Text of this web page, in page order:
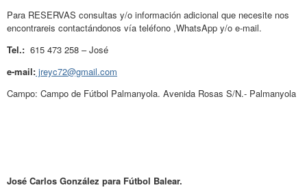
Para RESERVAS consultas y/o información adicional que necesite nos
encontrareis contactándonos vía teléfono ,WhatsApp y/o e-mail.
Tel.: 615 473 258 – José
e-mail: jreyc72@gmail.com
Campo: Campo de Fútbol Palmanyola. Avenida Rosas S/N.- Palmanyola
José Carlos González para Fútbol Balear.